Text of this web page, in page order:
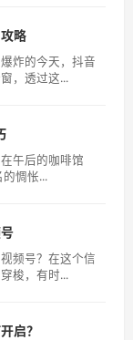
略
炸的今天，抖音
，透过这...
午后的咖啡馆
惆怅...
频号？在这个信
梭，有时...
启？